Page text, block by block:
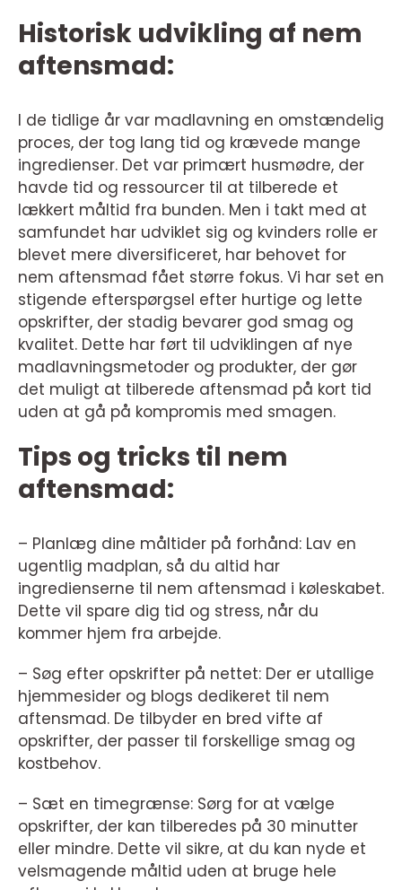
Historisk udvikling af nem
aftensmad:
I de tidlige år var madlavning en omstændelig
proces, der tog lang tid og krævede mange
ingredienser. Det var primært husmødre, der
havde tid og ressourcer til at tilberede et
lækkert måltid fra bunden. Men i takt med at
samfundet har udviklet sig og kvinders rolle er
blevet mere diversificeret, har behovet for
nem aftensmad fået større fokus. Vi har set en
stigende efterspørgsel efter hurtige og lette
opskrifter, der stadig bevarer god smag og
kvalitet. Dette har ført til udviklingen af nye
madlavningsmetoder og produkter, der gør
det muligt at tilberede aftensmad på kort tid
uden at gå på kompromis med smagen.
Tips og tricks til nem
aftensmad:
– Planlæg dine måltider på forhånd: Lav en
ugentlig madplan, så du altid har
ingredienserne til nem aftensmad i køleskabet.
Dette vil spare dig tid og stress, når du
kommer hjem fra arbejde.
– Søg efter opskrifter på nettet: Der er utallige
hjemmesider og blogs dedikeret til nem
aftensmad. De tilbyder en bred vifte af
opskrifter, der passer til forskellige smag og
kostbehov.
– Sæt en timegrænse: Sørg for at vælge
opskrifter, der kan tilberedes på 30 minutter
eller mindre. Dette vil sikre, at du kan nyde et
velsmagende måltid uden at bruge hele